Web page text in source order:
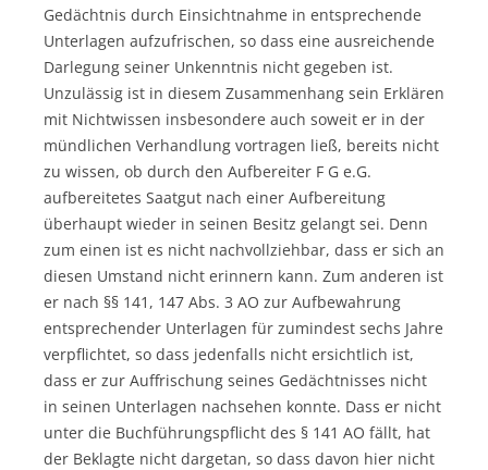
Gedächtnis durch Einsichtnahme in entsprechende
Unterlagen aufzufrischen, so dass eine ausreichende
Darlegung seiner Unkenntnis nicht gegeben ist.
Unzulässig ist in diesem Zusammenhang sein Erklären
mit Nichtwissen insbesondere auch soweit er in der
mündlichen Verhandlung vortragen ließ, bereits nicht
zu wissen, ob durch den Aufbereiter F G e.G.
aufbereitetes Saatgut nach einer Aufbereitung
überhaupt wieder in seinen Besitz gelangt sei. Denn
zum einen ist es nicht nachvollziehbar, dass er sich an
diesen Umstand nicht erinnern kann. Zum anderen ist
er nach §§ 141, 147 Abs. 3 AO zur Aufbewahrung
entsprechender Unterlagen für zumindest sechs Jahre
verpflichtet, so dass jedenfalls nicht ersichtlich ist,
dass er zur Auffrischung seines Gedächtnisses nicht
in seinen Unterlagen nachsehen konnte. Dass er nicht
unter die Buchführungspflicht des § 141 AO fällt, hat
der Beklagte nicht dargetan, so dass davon hier nicht